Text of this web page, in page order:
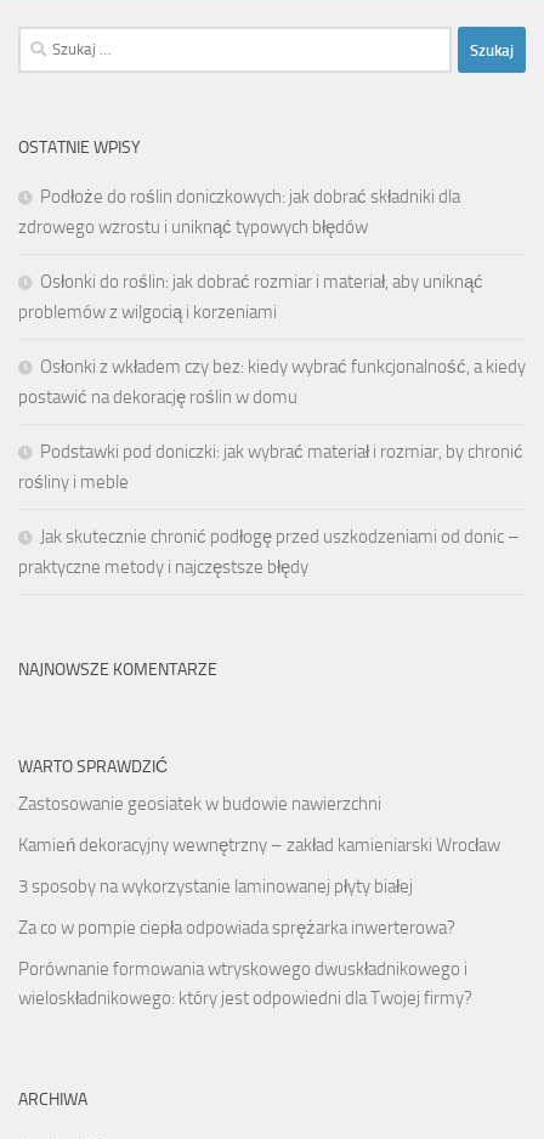
Szukaj:
OSTATNIE WPISY
Podłoże do roślin doniczkowych: jak dobrać składniki dla
zdrowego wzrostu i uniknąć typowych błędów
Osłonki do roślin: jak dobrać rozmiar i materiał, aby uniknąć
problemów z wilgocią i korzeniami
Osłonki z wkładem czy bez: kiedy wybrać funkcjonalność, a kiedy
postawić na dekorację roślin w domu
Podstawki pod doniczki: jak wybrać materiał i rozmiar, by chronić
rośliny i meble
Jak skutecznie chronić podłogę przed uszkodzeniami od donic –
praktyczne metody i najczęstsze błędy
NAJNOWSZE KOMENTARZE
WARTO SPRAWDZIĆ
Zastosowanie geosiatek w budowie nawierzchni
Kamień dekoracyjny wewnętrzny – zakład kamieniarski Wrocław
3 sposoby na wykorzystanie laminowanej płyty białej
Za co w pompie ciepła odpowiada sprężarka inwerterowa?
Porównanie formowania wtryskowego dwuskładnikowego i
wieloskładnikowego: który jest odpowiedni dla Twojej firmy?
ARCHIWA